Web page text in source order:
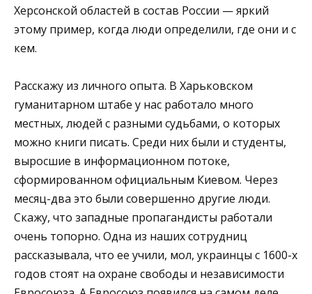
Херсонской областей в состав России — яркий
этому пример, когда люди определили, где они и с
кем.
Расскажу из личного опыта. В Харьковском
гуманитарном штабе у нас работало много
местных, людей с разными судьбами, о которых
можно книги писать. Среди них были и студенты,
выросшие в информационном потоке,
сформированном официальным Киевом. Через
месяц-два это были совершенно другие люди.
Скажу, что западные пропагандисты работали
очень топорно. Одна из наших сотрудниц
рассказывала, что ее учили, мол, украинцы с 1600-х
годов стоят на охране свободы и независимости